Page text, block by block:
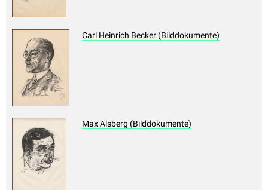
Carl Heinrich Becker (Bilddokumente)
Max Alsberg (Bilddokumente)